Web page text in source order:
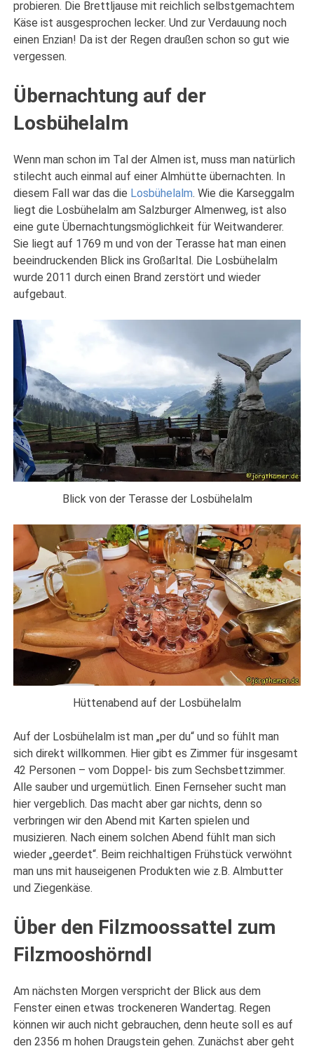
probieren. Die Brettljause mit reichlich selbstgemachtem
Käse ist ausgesprochen lecker. Und zur Verdauung noch
einen Enzian! Da ist der Regen draußen schon so gut wie
vergessen.
Übernachtung auf der
Losbühelalm
Wenn man schon im Tal der Almen ist, muss man natürlich
stilecht auch einmal auf einer Almhütte übernachten. In
diesem Fall war das die Losbühelalm. Wie die Karseggalm
liegt die Losbühelalm am Salzburger Almenweg, ist also
eine gute Übernachtungsmöglichkeit für Weitwanderer.
Sie liegt auf 1769 m und von der Terasse hat man einen
beeindruckenden Blick ins Großarltal. Die Losbühelalm
wurde 2011 durch einen Brand zerstört und wieder
aufgebaut.
Blick von der Terasse der Losbühelalm
Hüttenabend auf der Losbühelalm
Auf der Losbühelalm ist man „per du“ und so fühlt man
sich direkt willkommen. Hier gibt es Zimmer für insgesamt
42 Personen – vom Doppel- bis zum Sechsbettzimmer.
Alle sauber und urgemütlich. Einen Fernseher sucht man
hier vergeblich. Das macht aber gar nichts, denn so
verbringen wir den Abend mit Karten spielen und
musizieren. Nach einem solchen Abend fühlt man sich
wieder „geerdet“. Beim reichhaltigen Frühstück verwöhnt
man uns mit hauseigenen Produkten wie z.B. Almbutter
und Ziegenkäse.
Über den Filzmoossattel zum
Filzmooshörndl
Am nächsten Morgen verspricht der Blick aus dem
Fenster einen etwas trockeneren Wandertag. Regen
können wir auch nicht gebrauchen, denn heute soll es auf
den 2356 m hohen Draugstein gehen. Zunächst aber geht